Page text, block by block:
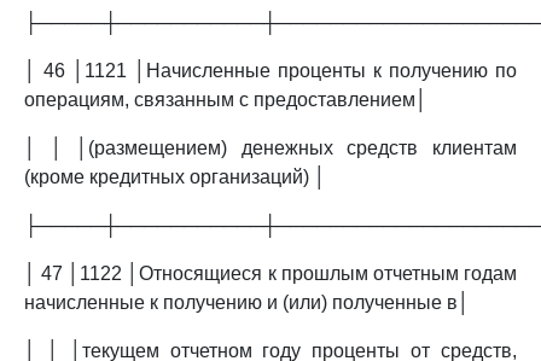
│ 46 │1121 │Начисленные проценты к получению по
операциям, связанным с предоставлением│
│ │ │(размещением) денежных средств клиентам
(кроме кредитных организаций) │
│ 47 │1122 │Относящиеся к прошлым отчетным годам
начисленные к получению и (или) полученные в│
│ │ │текущем отчетном году проценты от средств,